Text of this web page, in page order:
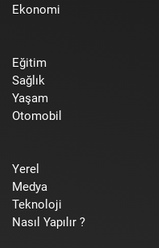
Ekonomi
Eğitim
Sağlık
Yaşam
Otomobil
Yerel
Medya
Teknoloji
Nasıl Yapılır ?